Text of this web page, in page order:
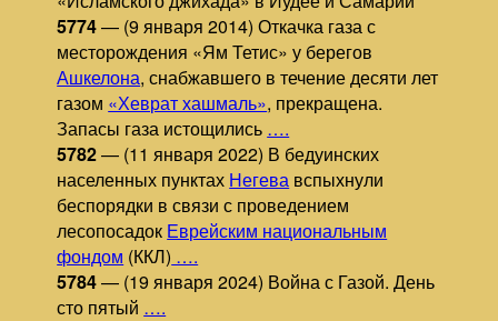
5774— (9 января 2014) Откачка газа с
месторождения «Ям Тетис» у берегов
Ашкелона, снабжавшего в течение десяти лет
газом «Хеврат хашмаль», прекращена.
Запасы газа истощились ….
5782— (11 января 2022) В бедуинских
населенных пунктах Негева вспыхнули
беспорядки в связи с проведением
лесопосадок Еврейским национальным
фондом (ККЛ) ….
5784— (19 января 2024) Война с Газой. День
сто пятый ….